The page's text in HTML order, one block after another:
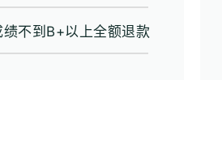
绩不到B+以上全额退款